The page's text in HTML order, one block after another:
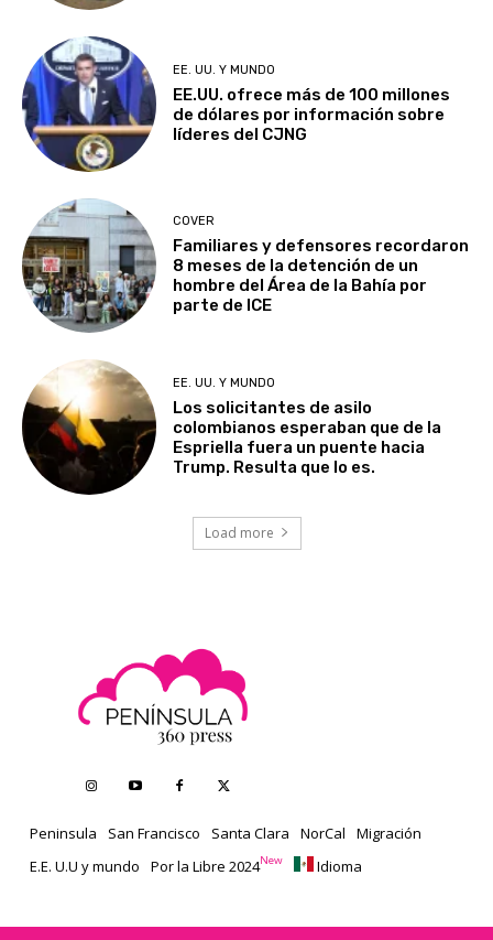
EE. UU. Y MUNDO
EE.UU. ofrece más de 100 millones
de dólares por información sobre
líderes del CJNG
COVER
Familiares y defensores recordaron
8 meses de la detención de un
hombre del Área de la Bahía por
parte de ICE
EE. UU. Y MUNDO
Los solicitantes de asilo
colombianos esperaban que de la
Espriella fuera un puente hacia
Trump. Resulta que lo es.
Load more
Peninsula San Francisco Santa Clara NorCal
Migración
E.E. U.U y mundo
Por la Libre 2024New Idioma